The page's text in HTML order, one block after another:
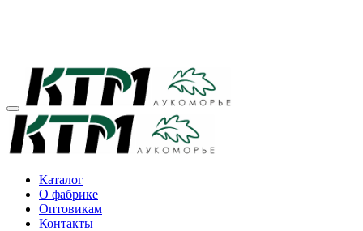
Каталог
О фабрике
Оптовикам
Контакты